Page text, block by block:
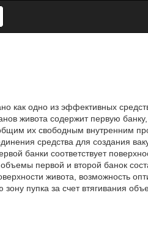
как одно из эффективных
живота содержит первую
их свободным внутренним
средства для создания
банки соответствует
первой и второй банок
живота, возможность
пупка за счет втягивания